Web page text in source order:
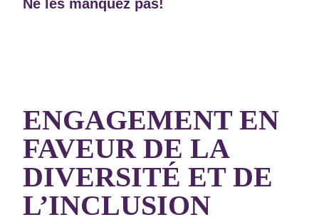
Ne les manquez pas!
ENGAGEMENT EN
FAVEUR DE LA
DIVERSITÉ ET DE
L’INCLUSION